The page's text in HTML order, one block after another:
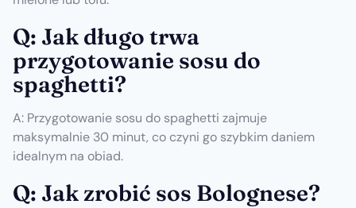
Q: Jak długo trwa
przygotowanie sosu do
spaghetti?
A: Przygotowanie sosu do spaghetti zajmuje
maksymalnie 30 minut, co czyni go szybkim daniem
idealnym na obiad.
Q: Jak zrobić sos Bolognese?